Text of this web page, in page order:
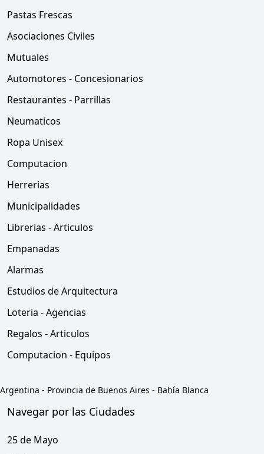
Pastas Frescas
Asociaciones Civiles
Mutuales
Automotores - Concesionarios
Restaurantes - Parrillas
Neumaticos
Ropa Unisex
Computacion
Herrerias
Municipalidades
Librerias - Articulos
Empanadas
Alarmas
Estudios de Arquitectura
Loteria - Agencias
Regalos - Articulos
Computacion - Equipos
Argentina - Provincia de Buenos Aires - Bahía Blanca
Navegar por las Ciudades
25 de Mayo